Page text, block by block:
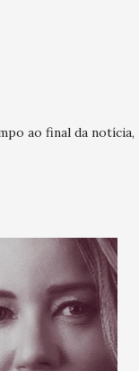
ao final da notícia,